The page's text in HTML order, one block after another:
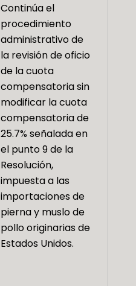
Continúa el
procedimiento
administrativo de
la revisión de oficio
de la cuota
compensatoria sin
modificar la cuota
compensatoria de
25.7% señalada en
el punto 9 de la
Resolución,
impuesta a las
importaciones de
pierna y muslo de
pollo originarias de
Estados Unidos.